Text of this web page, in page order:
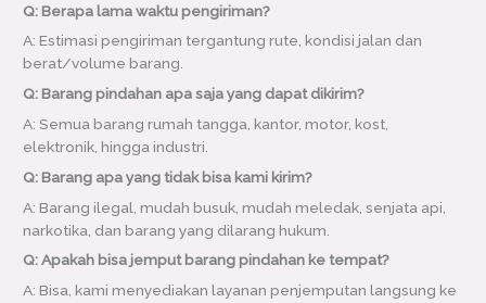
Q: Berapa lama waktu pengiriman?
A: Estimasi pengiriman tergantung rute, kondisi jalan dan
berat/volume barang.
Q: Barang pindahan apa saja yang dapat dikirim?
A: Semua barang rumah tangga, kantor, motor, kost,
elektronik, hingga industri.
Q: Barang apa yang tidak bisa kami kirim?
A: Barang ilegal, mudah busuk, mudah meledak, senjata api,
narkotika, dan barang yang dilarang hukum.
Q: Apakah bisa jemput barang pindahan ke tempat?
A: Bisa, kami menyediakan layanan penjemputan langsung ke